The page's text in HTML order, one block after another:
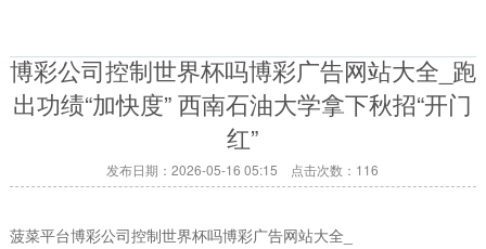
博彩公司控制世界杯吗博彩广告网站大全_跑
出功绩“加快度” 西南石油大学拿下秋招“开门
红”
发布日期：2026-05-16 05:15 点击次数：116
菠菜平台博彩公司控制世界杯吗博彩广告网站大全_